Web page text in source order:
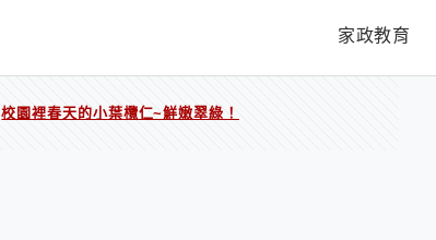
家政教育
校園裡春天的小葉欖仁~鮮嫩翠綠！